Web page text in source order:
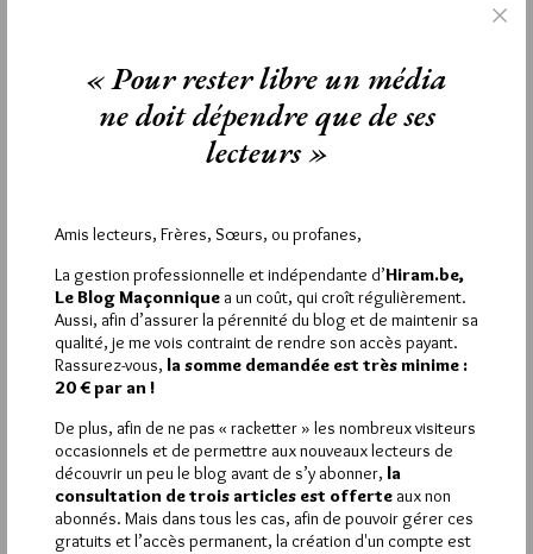
31 MAI 2026 À 12H46 / RÉPONDRE
Difficile de nier que la « République » révolutionnaire
instrumentalisée a conduit à la terreur (légers excès quand
même) et donner en exemple la république de Rome qui était
confirmation quand tu nous tiens !
Quand à la révolution, n’oublions pas que son modèle
« démocratique » a quand même conduit à Napoléon qui était
(pardon pour les bonapartistes du forum) quand même une
sorte de Poutine de l’époque…
(donc presque un siècle plus tard) influencée par les idéaux
maçonniques des 2 grands courants du moment (et pas
seulement le GODF, d’ailleurs rapidement discrédité par
« l’affaire des fiches ») qui a posé les bases de la démocratie
imparfaite certes, mais réelle sous laquelle nous vivons
« Pour rester libre un média
ne doit dépendre que de ses
lecteurs »
Amis lecteurs, Frères, Sœurs, ou profanes,
La gestion professionnelle et indépendante d’Hiram.be,
Le Blog Maçonnique a un coût, qui croît régulièrement.
Aussi, afin d’assurer la pérennité du blog et de maintenir sa
qualité, je me vois contraint de rendre son accès payant.
Rassurez-vous, la somme demandée est très minime :
20 € par an !
De plus, afin de ne pas « racketter » les nombreux visiteurs
occasionnels et de permettre aux nouveaux lecteurs de
découvrir un peu le blog avant de s’y abonner, la
consultation de trois articles est offerte aux non
abonnés. Mais dans tous les cas, afin de pouvoir gérer ces
gratuits et l’accès permanent, la création d'un compte est